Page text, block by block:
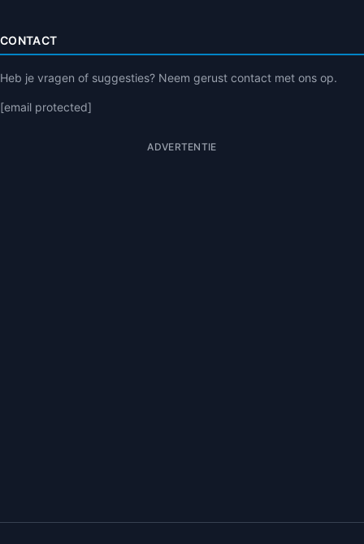
CONTACT
Heb je vragen of suggesties? Neem gerust contact met ons op.
[email protected]
ADVERTENTIE